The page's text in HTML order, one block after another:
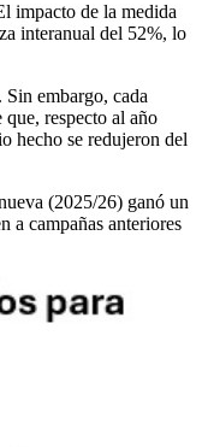
impacto de la medida
interanual del 52%, lo
embargo, cada
respecto al año
hecho se redujeron del
(2025/26) ganó un
a campañas anteriores